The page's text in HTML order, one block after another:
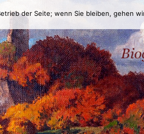
der Seite; wenn Sie bleiben, gehen